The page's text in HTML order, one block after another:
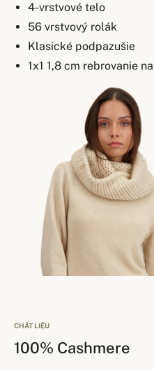
4-vrstvové telo
56 vrstvový rolák
Klasické podpazušie
1x1 1,8 cm rebrovanie
CHẤT LIỆU
100% Cashmere